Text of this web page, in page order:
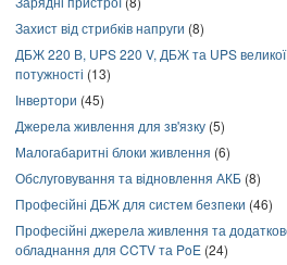
Захист від стрибків напруги (8)
ДБЖ 220 В, UPS 220 V, ДБЖ та UPS великої
потужності (13)
Інвертори (45)
Джерела живлення для зв'язку (5)
Малогабаритні блоки живлення (6)
Обслуговування та відновлення АКБ (8)
Професійні ДБЖ для систем безпеки (46)
Професійні джерела живлення та
обладнання для CCTV та PoE (24)